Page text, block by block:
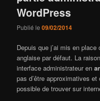
WordPress
Publié le09/02/2014
Depuis que j’ai mis en
anglaise par défaut. La
interface administrateur en
pas d’être approximatives et
possible de trouver sur